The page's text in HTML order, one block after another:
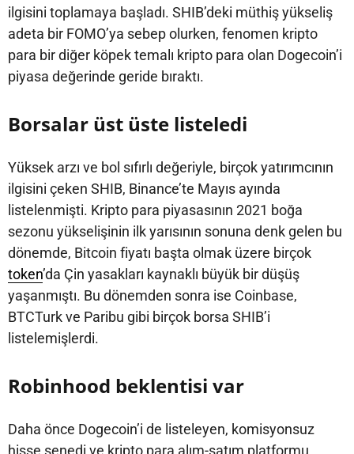
ilgisini toplamaya başladı. SHIB’deki müthiş yükseliş
adeta bir FOMO’ya sebep olurken, fenomen kripto
para bir diğer köpek temalı kripto para olan Dogecoin’i
piyasa değerinde geride bıraktı.
Borsalar üst üste listeledi
Yüksek arzı ve bol sıfırlı değeriyle, birçok yatırımcının
ilgisini çeken SHIB, Binance’te Mayıs ayında
listelenmişti. Kripto para piyasasının 2021 boğa
sezonu yükselişinin ilk yarısının sonuna denk gelen bu
dönemde, Bitcoin fiyatı başta olmak üzere birçok
token’da Çin yasakları kaynaklı büyük bir düşüş
yaşanmıştı. Bu dönemden sonra ise Coinbase,
BTCTurk ve Paribu gibi birçok borsa SHIB’i
listelemişlerdi.
Robinhood beklentisi var
Daha önce Dogecoin’i de listeleyen, komisyonsuz
hisse senedi ve kripto para alım-satım platformu